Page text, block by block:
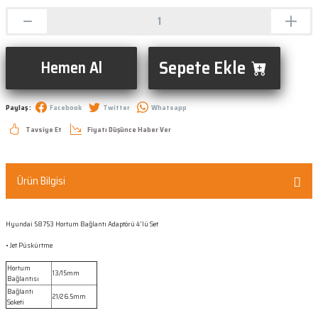
Hemen Al Sepete Ekle
Paylaş : Facebook Twitter
Whatsapp
Tavsiye Et
Fiyatı Düşünce Haber Ver
Ürün Bilgisi
Hyundai 58753 Hortum Bağlantı Adaptörü 4'lü Set
• Jet Püskürtme
Hortum
Bağlantısı
13/15mm
Bağlantı
Soketi
21/26.5mm